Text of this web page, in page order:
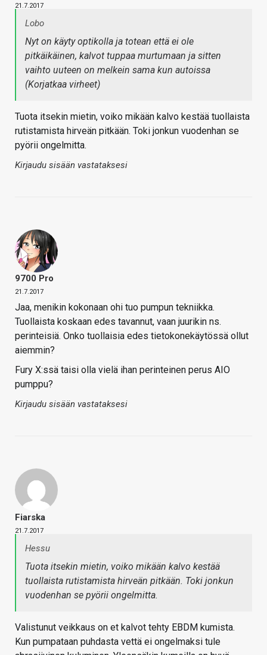
21.7.2017
Lobo
Nyt on käyty optikolla ja totean että ei ole
pitkäikäinen, kalvot tuppaa murtumaan ja sitten
vaihto uuteen on melkein sama kun autoissa
(Korjatkaa virheet)
Tuota itsekin mietin, voiko mikään kalvo kestää tuollaista
rutistamista hirveän pitkään. Toki jonkun vuodenhan se
pyörii ongelmitta.
Kirjaudu sisään vastataksesi
9700 Pro
21.7.2017
Jaa, menikin kokonaan ohi tuo pumpun tekniikka.
Tuollaista koskaan edes tavannut, vaan juurikin ns.
perinteisiä. Onko tuollaisia edes tietokonekäytössä ollut
aiemmin?
Fury X:ssä taisi olla vielä ihan perinteinen perus AIO
pumppu?
Kirjaudu sisään vastataksesi
Fiarska
21.7.2017
Hessu
Tuota itsekin mietin, voiko mikään kalvo kestää
tuollaista rutistamista hirveän pitkään. Toki jonkun
vuodenhan se pyörii ongelmitta.
Valistunut veikkaus on et kalvot tehty EBDM kumista.
Kun pumpataan puhdasta vettä ei ongelmaksi tule